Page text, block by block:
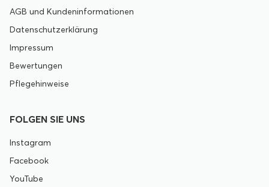
AGB und Kundeninformationen
Datenschutzerklärung
Impressum
Bewertungen
Pflegehinweise
FOLGEN SIE UNS
Instagram
Facebook
YouTube